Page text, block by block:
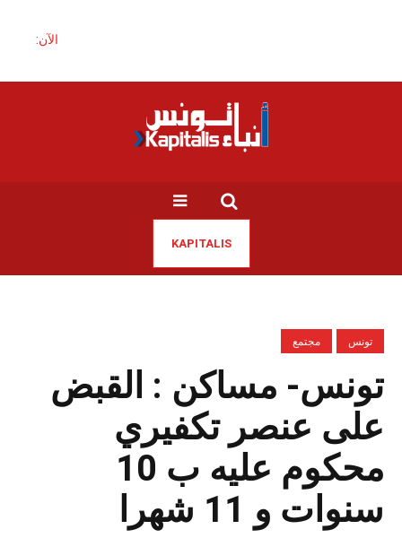
الآن:
KAPITALIS
تونس مجتمع
تونس- مساكن : القبض
على عنصر تكفيري
محكوم عليه ب 10
سنوات و 11 شهرا